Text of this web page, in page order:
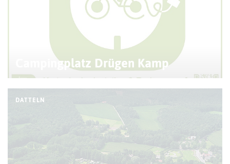
Campingplatz Drügen Kamp
DATTELN